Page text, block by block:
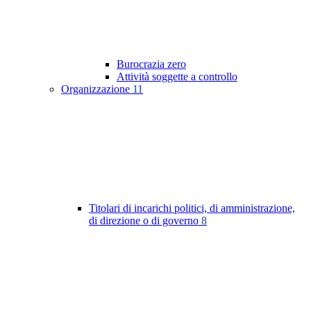
Burocrazia zero
Attività soggette a controllo
Organizzazione 11
Titolari di incarichi politici, di amministrazione,
di direzione o di governo 8